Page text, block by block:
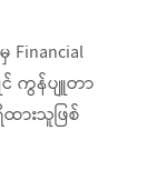
Financial
င် ကွန်ပျူတာ
ားသူဖြစ်